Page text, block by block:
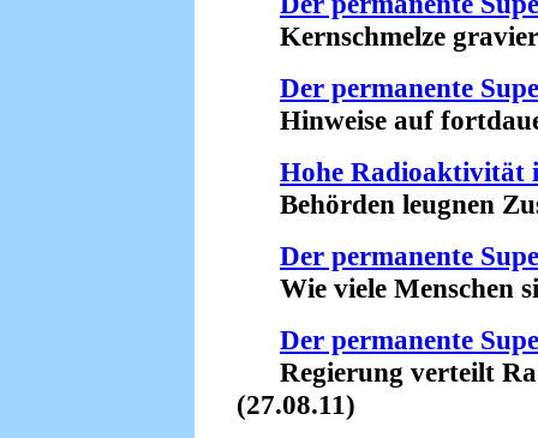
Kernschmelze
Der permanente
Hinweise auf
Hohe Radioaktivität
Behörden leugnen
Der permanente
Wie viele Menschen
Der permanente
Regierung verteilt
(27.08.11)